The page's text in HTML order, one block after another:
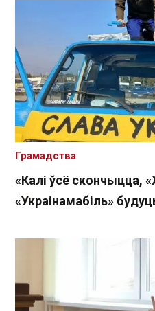
«Калі ўсё скончыцца,
«Украінамабіль»
Грамадства